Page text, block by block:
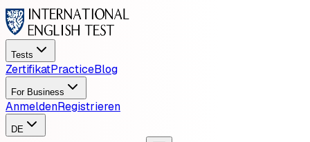
Tests
ZertifikatPracticeBlog
For Business
AnmeldenRegistrieren
DE